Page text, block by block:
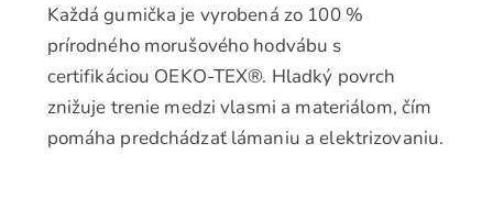
Každá gumička je vyrobená zo 100 %
prírodného morušového hodvábu s
certifikáciou OEKO-TEX®. Hladký povrch
znižuje trenie medzi vlasmi a materiálom, čím
pomáha predchádzať lámaniu a elektrizovaniu.